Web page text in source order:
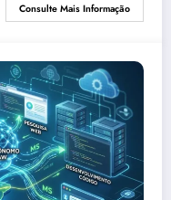
Consulte Mais Informação